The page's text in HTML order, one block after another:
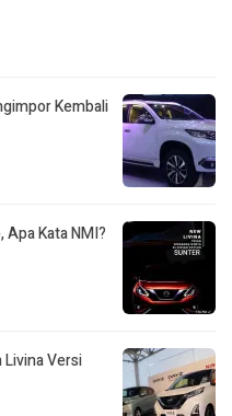
Kembali
Kata NMI?
Versi